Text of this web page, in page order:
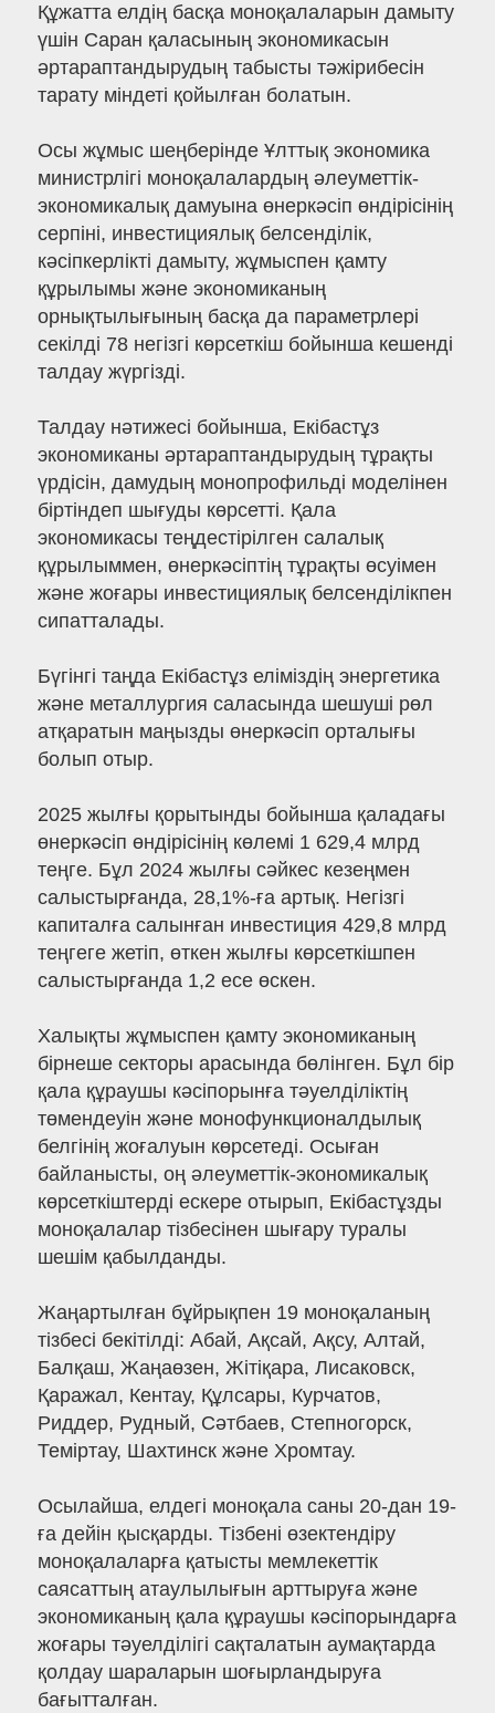
Құжатта елдің басқа моноқалаларын дамыту
үшін Саран қаласының экономикасын
әртараптандырудың табысты тәжірибесін
тарату міндеті қойылған болатын.
Осы жұмыс шеңберінде Ұлттық экономика
министрлігі моноқалалардың әлеуметтік-
экономикалық дамуына өнеркәсіп өндірісінің
серпіні, инвестициялық белсенділік,
кәсіпкерлікті дамыту, жұмыспен қамту
құрылымы және экономиканың
орнықтылығының басқа да параметрлері
секілді 78 негізгі көрсеткіш бойынша кешенді
талдау жүргізді.
Талдау нәтижесі бойынша, Екібастұз
экономиканы әртараптандырудың тұрақты
үрдісін, дамудың монопрофильді моделінен
біртіндеп шығуды көрсетті. Қала
экономикасы теңдестірілген салалық
құрылыммен, өнеркәсіптің тұрақты өсуімен
және жоғары инвестициялық белсенділікпен
сипатталады.
Бүгінгі таңда Екібастұз еліміздің энергетика
және металлургия саласында шешуші рөл
атқаратын маңызды өнеркәсіп орталығы
болып отыр.
2025 жылғы қорытынды бойынша қаладағы
өнеркәсіп өндірісінің көлемі 1 629,4 млрд
теңге. Бұл 2024 жылғы сәйкес кезеңмен
салыстырғанда, 28,1%-ға артық. Негізгі
капиталға салынған инвестиция 429,8 млрд
теңгеге жетіп, өткен жылғы көрсеткішпен
салыстырғанда 1,2 есе өскен.
Халықты жұмыспен қамту экономиканың
бірнеше секторы арасында бөлінген. Бұл бір
қала құраушы кәсіпорынға тәуелділіктің
төмендеуін және монофункционалдылық
белгінің жоғалуын көрсетеді. Осыған
байланысты, оң әлеуметтік-экономикалық
көрсеткіштерді ескере отырып, Екібастұзды
моноқалалар тізбесінен шығару туралы
шешім қабылданды.
Жаңартылған бұйрықпен 19 моноқаланың
тізбесі бекітілді: Абай, Ақсай, Ақсу, Алтай,
Балқаш, Жаңаөзен, Жітіқара, Лисаковск,
Қаражал, Кентау, Құлсары, Курчатов,
Риддер, Рудный, Сәтбаев, Степногорск,
Теміртау, Шахтинск және Хромтау.
Осылайша, елдегі моноқала саны 20-дан 19-
ға дейін қысқарды. Тізбені өзектендіру
моноқалаларға қатысты мемлекеттік
саясаттың атаулылығын арттыруға және
экономиканың қала құраушы кәсіпорындарға
жоғары тәуелділігі сақталатын аумақтарда
қолдау шараларын шоғырландыруға
бағытталған.